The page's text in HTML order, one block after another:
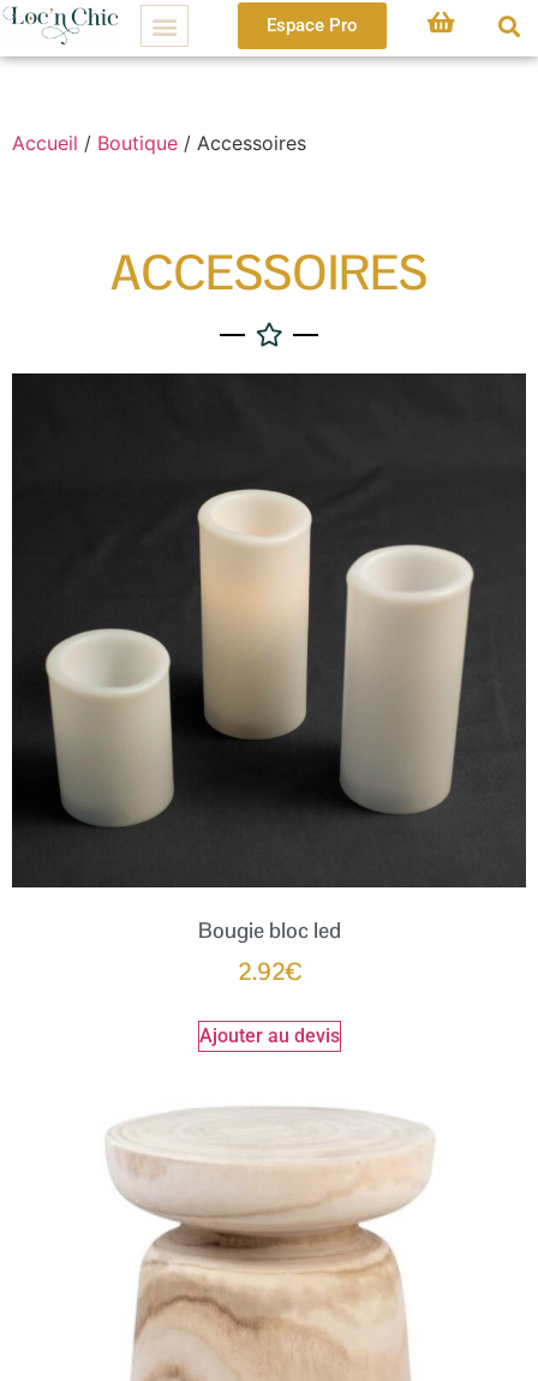
Espace Pro
Accueil / Boutique / Accessoires
ACCESSOIRES
Bougie bloc led
2.92€
Ajouter au devis